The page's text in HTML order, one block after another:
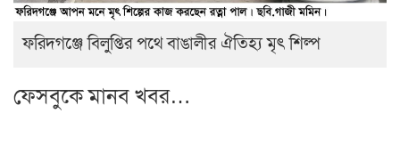
ফরিদগঞ্জে বিলুপ্তির পথে বাঙালীর ঐতিহ্য মৃৎ শিল্প
ফেসবুকে মানব খবর…